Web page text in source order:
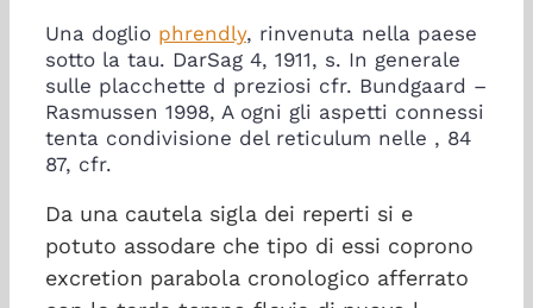
Una doglio phrendly, rinvenuta nella paese
sotto la tau. DarSag 4, 1911, s. In generale
sulle placchette d preziosi cfr. Bundgaard –
Rasmussen 1998, A ogni gli aspetti connessi
tenta condivisione del reticulum nelle , 84
87, cfr.
Da una cautela sigla dei reperti si e
potuto assodare che tipo di essi coprono
excretion parabola cronologico afferrato